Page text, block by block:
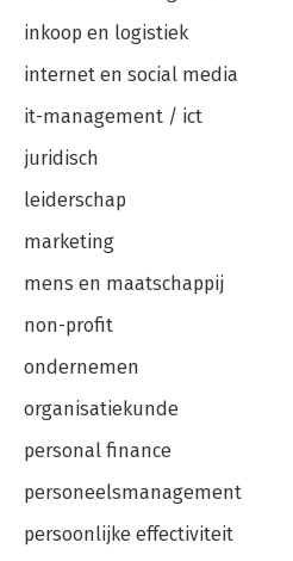
inkoop en logistiek
internet en social media
it-management / ict
juridisch
leiderschap
marketing
mens en maatschappij
non-profit
ondernemen
organisatiekunde
personal finance
personeelsmanagement
persoonlijke effectiviteit